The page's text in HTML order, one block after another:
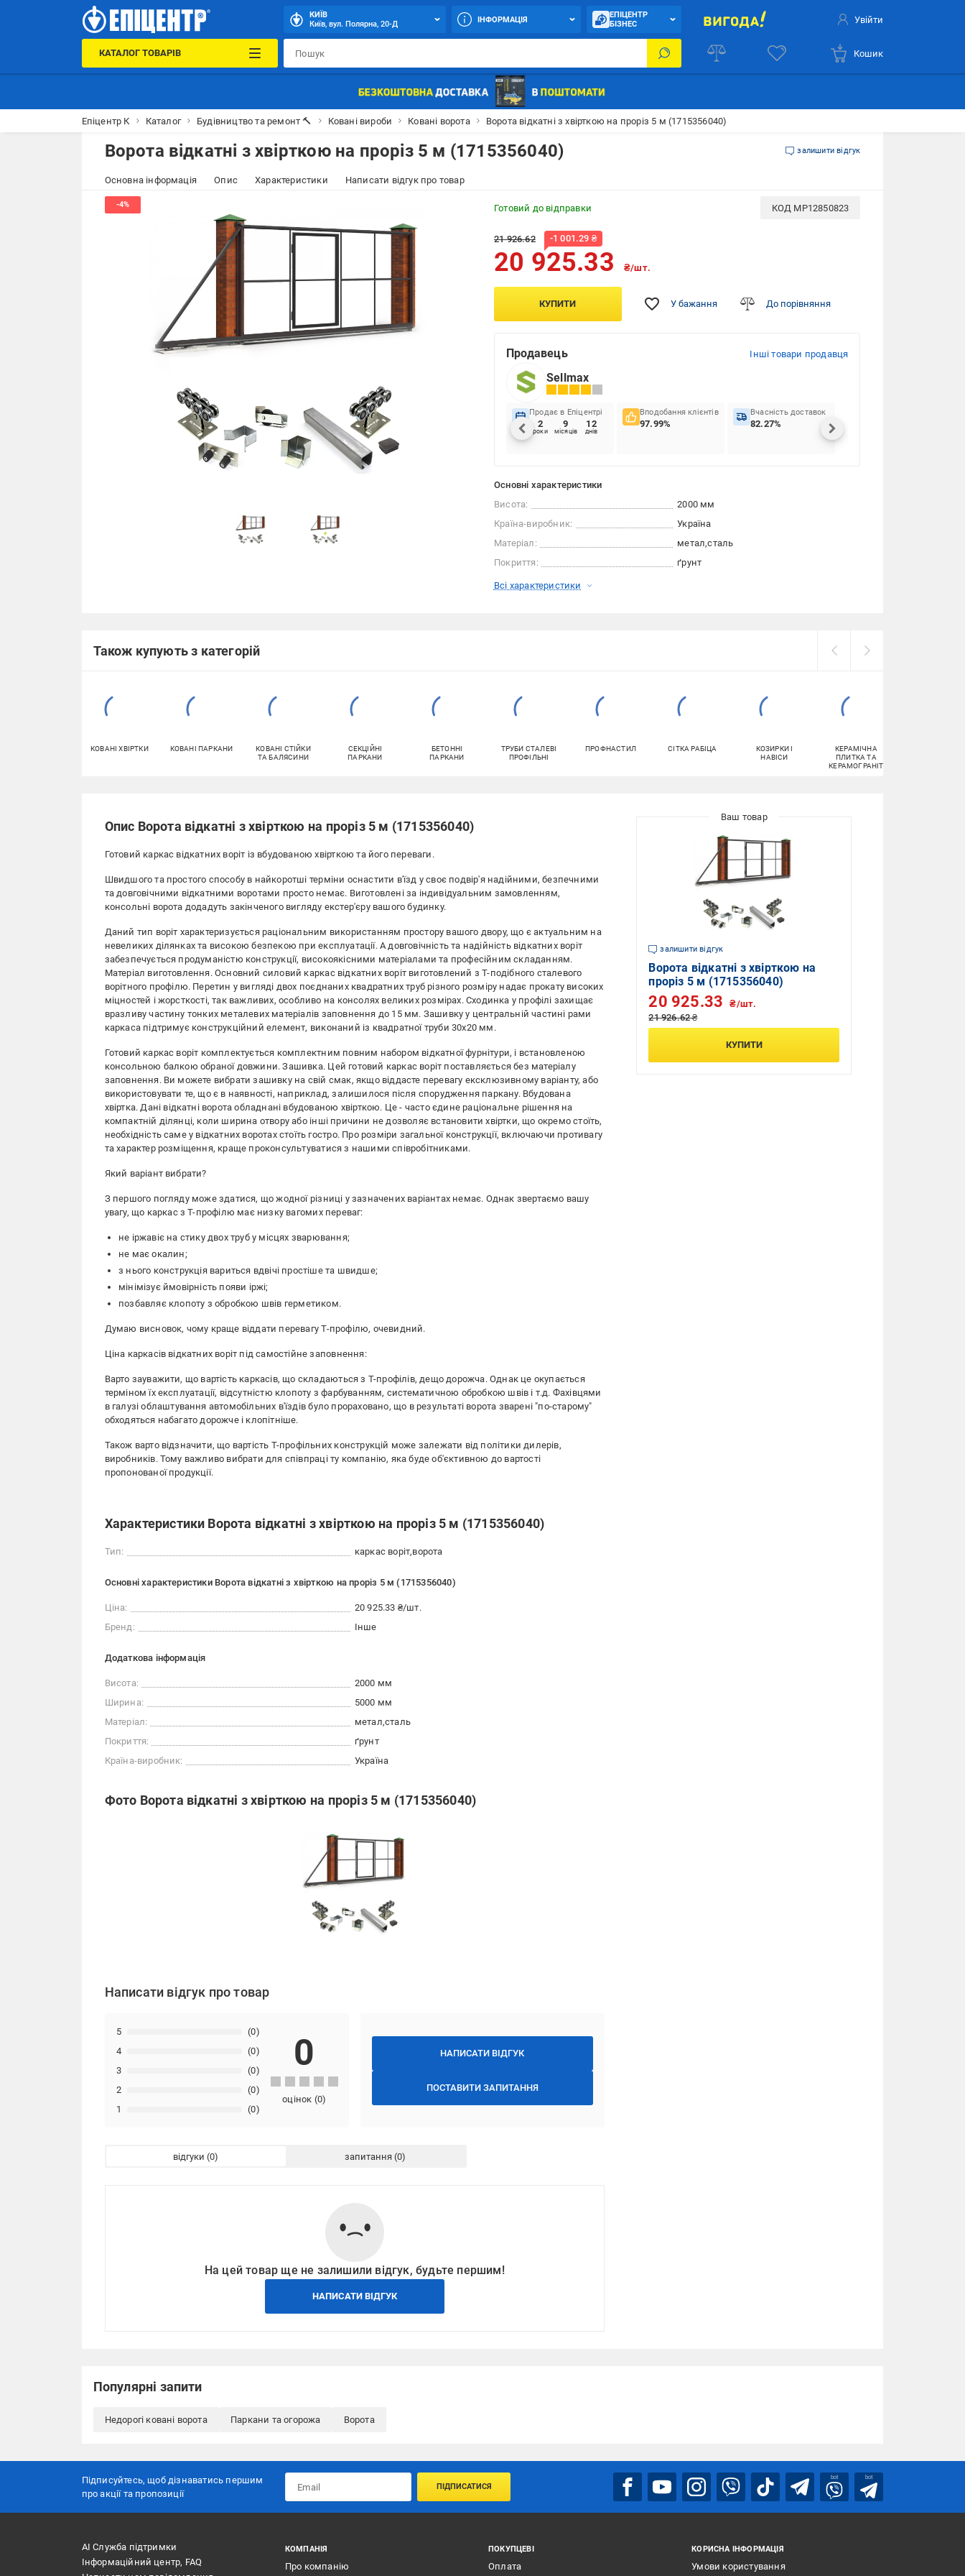
КИЇВ
Київ, вул. Полярна, 20-Д
ІНФОРМАЦІЯ
ЕПІЦЕНТР
БІЗНЕС
Увійти
КАТАЛОГ ТОВАРІВ Кошик
Епіцентр К Каталог Будівництво та ремонт 🔨 Ковані вироби Ковані ворота Ворота відкатні з хвірткою на проріз 5 м (1715356040)
Ворота відкатні з хвірткою на проріз 5 м (1715356040) залишити відгук
Основна інформація Опис Характеристики Написати відгук про товар
Готовий до відправки КОД MP12850823
21 926.62 -1 001.29 ₴
20 925.33 ₴/шт.
КУПИТИ У бажання До порівняння
Продавець Інші товари продавця
Sellmax
Продає в Епіцентрі
2
роки
9
місяців
12
днів
Вподобання клієнтів
97.99%
Вчасність доставок
82.27%
Основні характеристики
Висота:
2000 мм
Країна-виробник:
Україна
Матеріал:
метал сталь
Покриття:
ґрунт
Всі характеристики
Також купують з категорій
КОВАНІ ХВІРТКИ КОВАНІ ПАРКАНИ
КОВАНІ СТІЙКИ
ТА БАЛЯСИНИ
СЕКЦІЙНІ
ПАРКАНИ
БЕТОННІ
ПАРКАНИ
ТРУБИ СТАЛЕВІ
ПРОФІЛЬНІ
ПРОФНАСТИЛ СІТКА РАБІЦА
КОЗИРКИ І
НАВІСИ
КЕРАМІЧНА
ПЛИТКА ТА
КЕРАМОГРАНІТ
Опис Ворота відкатні з хвірткою на проріз 5 м (1715356040)
Готовий каркас відкатних воріт із вбудованою хвірткою та його переваги.
Швидшого та простого способу в найкоротші терміни оснастити в'їзд у своє подвір'я надійними, безпечними
та довговічними відкатними воротами просто немає. Виготовлені за індивідуальним замовленням,
консольні ворота додадуть закінченого вигляду екстер'єру вашого будинку.
Даний тип воріт характеризується раціональним використанням простору вашого двору, що є актуальним на
невеликих ділянках та високою безпекою при експлуатації. А довговічність та надійність відкатних воріт
забезпечується продуманістю конструкції, високоякісними матеріалами та професійним складанням.
Матеріал виготовлення. Основний силовий каркас відкатних воріт виготовлений з Т-подібного сталевого
ворітного профілю. Перетин у вигляді двох поєднаних квадратних труб різного розміру надає прокату високих
міцностей і жорсткості, так важливих, особливо на консолях великих розмірах. Сходинка у профілі захищає
вразливу частину тонких металевих матеріалів заповнення до 15 мм. Зашивку у центральній частині рами
каркаса підтримує конструкційний елемент, виконаний із квадратної труби 30х20 мм.
Готовий каркас воріт комплектується комплектним повним набором відкатної фурнітури, і встановленою
консольною балкою обраної довжини. Зашивка. Цей готовий каркас воріт поставляється без матеріалу
заповнення. Ви можете вибрати зашивку на свій смак, якщо віддасте перевагу ексклюзивному варіанту, або
використовувати те, що є в наявності, наприклад, залишилося після спорудження паркану. Вбудована
хвіртка. Дані відкатні ворота обладнані вбудованою хвірткою. Це - часто єдине раціональне рішення на
компактній ділянці, коли ширина отвору або інші причини не дозволяє встановити хвіртки, що окремо стоїть,
необхідність саме у відкатних воротах стоїть гостро. Про розміри загальної конструкції, включаючи противагу
та характер розміщення, краще проконсультуватися з нашими співробітниками.
Який варіант вибрати?
З першого погляду може здатися, що жодної різниці у зазначених варіантах немає. Однак звертаємо вашу
увагу, що каркас з Т-профілю має низку вагомих переваг:
не іржавіє на стику двох труб у місцях зварювання;
не має окалин;
з нього конструкція вариться вдвічі простіше та швидше;
мінімізує ймовірність появи іржі;
позбавляє клопоту з обробкою швів герметиком.
Думаю висновок, чому краще віддати перевагу Т-профілю, очевидний.
Ціна каркасів відкатних воріт під самостійне заповнення:
Варто зауважити, що вартість каркасів, що складаються з Т-профілів, дещо дорожча. Однак це окупається
терміном їх експлуатації, відсутністю клопоту з фарбуванням, систематичною обробкою швів і т.д. Фахівцями
в галузі облаштування автомобільних в'їздів було прораховано, що в результаті ворота зварені "по-старому"
обходяться набагато дорожче і клопітніше.
Також варто відзначити, що вартість Т-профільних конструкцій може залежати від політики дилерів,
виробників. Тому важливо вибрати для співпраці ту компанію, яка буде об'єктивною до вартості
пропонованої продукції.
Характеристики Ворота відкатні з хвірткою на проріз 5 м (1715356040)
Тип: каркас воріт ворота
Основні характеристики Ворота відкатні з хвірткою на проріз 5 м (1715356040)
Ціна:
20 925.33 ₴/шт.
Бренд:
Інше
Додаткова інформація
Висота:
2000 мм
Ширина:
5000 мм
Матеріал:
метал сталь
Покриття:
ґрунт
Країна-виробник:
Україна
Фото Ворота відкатні з хвірткою на проріз 5 м (1715356040)
Написати відгук про товар
НАПИСАТИ ВІДГУК
ПОСТАВИТИ ЗАПИТАННЯ
1 (0)
2 (0)
3 (0)
4 (0)
5 (0)
0
оцінок (0)
відгуки запитання
На цей товар ще не залишили відгук, будьте першим!
НАПИСАТИ ВІДГУК
залишити відгук
Ворота відкатні з хвірткою на
проріз 5 м (1715356040)
21 926.62 ₴
20 925.33 ₴/шт.
КУПИТИ
Популярні запити
Недорогі ковані ворота Паркани та огорожа Ворота
Підписуйтесь, щоб дізнаватись першим
про акції та пропозиції
ПІДПИСАТИСЯ
bot bot
АІ Служба підтримки
Інформаційний центр, FAQ
КОМПАНІЯ
Про компанію
ПОКУПЦЕВІ
Оплата
КОРИСНА ІНФОРМАЦІЯ
Умови користування